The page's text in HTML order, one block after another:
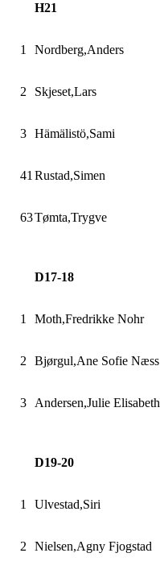
H21
1 Nordberg,Anders
2 Skjeset,Lars
3 Hämälistö,Sami
41 Rustad,Simen
63Tømta,Trygve
D17-18
1 Moth,Fredrikke Nohr
2 Bjørgul,Ane Sofie Næss
3 Andersen,Julie Elisabeth
D19-20
1 Ulvestad,Siri
2 Nielsen,Agny Fjogstad